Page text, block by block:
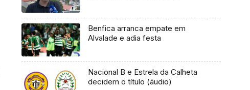
Benfica arranca empate em
Alvalade e adia festa
Nacional B e Estrela da Calheta
decidem o título (áudio)